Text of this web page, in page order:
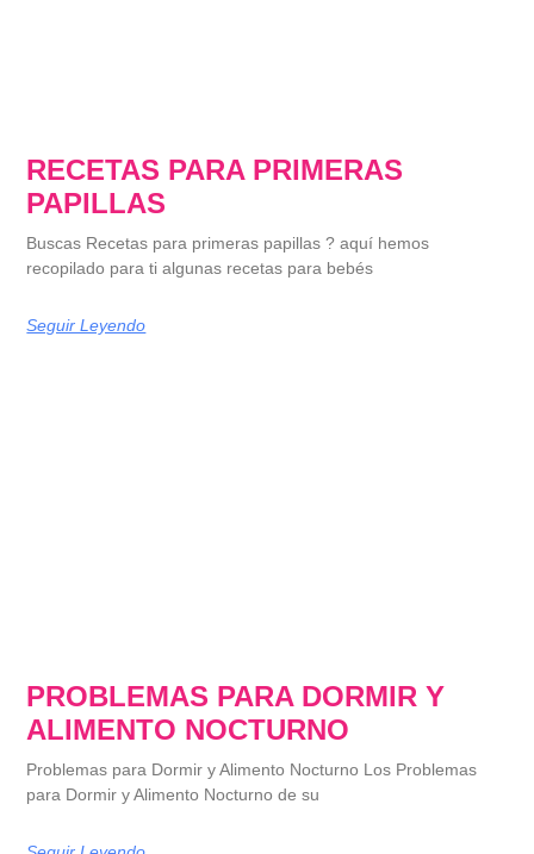
RECETAS PARA PRIMERAS
PAPILLAS
Buscas Recetas para primeras papillas ? aquí hemos
recopilado para ti algunas recetas para bebés
Seguir Leyendo
PROBLEMAS PARA DORMIR Y
ALIMENTO NOCTURNO
Problemas para Dormir y Alimento Nocturno Los Problemas
para Dormir y Alimento Nocturno de su